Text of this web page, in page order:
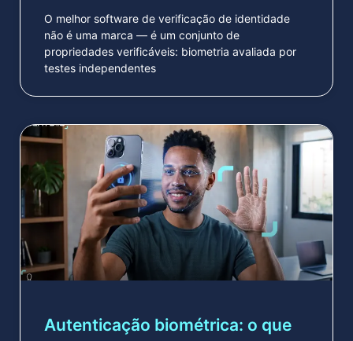
O melhor software de verificação de identidade
não é uma marca — é um conjunto de
propriedades verificáveis: biometria avaliada por
testes independentes
Autenticação biométrica: o que